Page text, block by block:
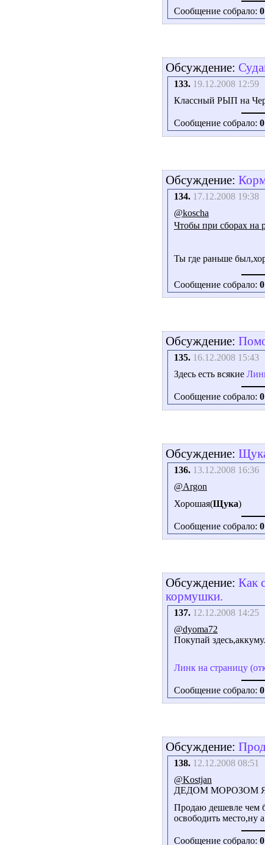
Сообщение собрало: 0
Обсуждение:
133. 19.12.2008 12:59
Классный РЫП на
Сообщение собрало: 0
Обсуждение:
134. 17.12.2008 19:38
@koscha
Чтобы при сборах на
Ты где раньше
Сообщение собрало: 0
Обсуждение:
135. 16.12.2008 15:43
Здесь есть всякие
Сообщение собрало: 0
Обсуждение:
136. 13.12.2008 16:36
@Argon
Хорошая(Щука)
Сообщение собрало: 0
Обсуждение: Как
кормушки.
137. 12.12.2008 14:25
@dyoma72
Покупай
Линк на страницу
Сообщение собрало: 0
Обсуждение:
138. 12.12.2008 08:51
@Kostjan
ДЕДОМ МОРОЗОМ
Продаю дешевле чем
освободить место,ну
Сообщение собрало: 0